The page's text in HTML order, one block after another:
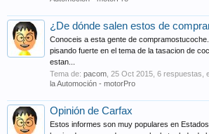
¿De dónde salen estos de
Conoceis a esta gente de
pisando fuerte en el tema de la tasacion de
estan...
Tema de: pacom 25 Oct 2015 , 6 respuestas,
la Automoción - motorPro
Opinión de Carfax
Estos informes son muy populares en